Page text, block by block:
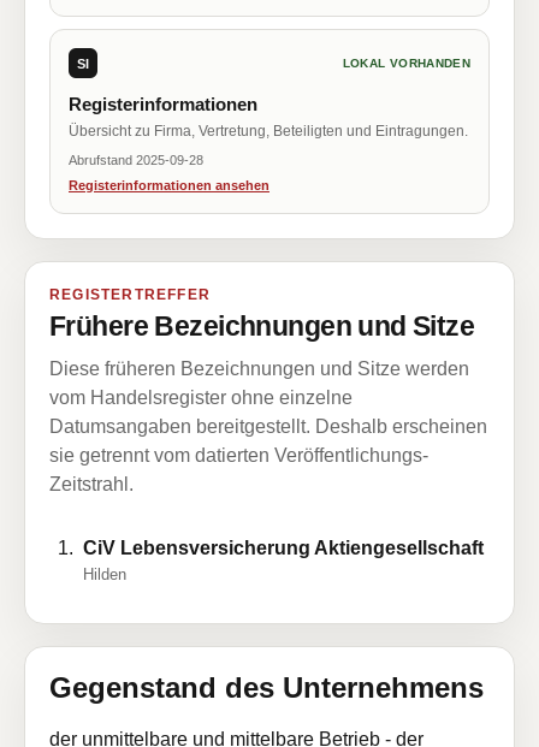
SI LOKAL VORHANDEN
Registerinformationen
Übersicht zu Firma, Vertretung, Beteiligten und Eintragungen.
Abrufstand 2025-09-28
Registerinformationen ansehen
REGISTERTREFFER
Frühere Bezeichnungen und Sitze
Diese früheren Bezeichnungen und Sitze werden
vom Handelsregister ohne einzelne
Datumsangaben bereitgestellt. Deshalb erscheinen
sie getrennt vom datierten Veröffentlichungs-
Zeitstrahl.
CiV Lebensversicherung Aktiengesellschaft
Hilden
Gegenstand des Unternehmens
der unmittelbare und mittelbare Betrieb - der